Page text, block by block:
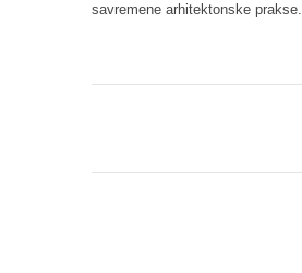
savremene arhitektonske prakse.